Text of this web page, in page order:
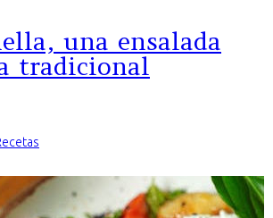
una ensalada
tradicional